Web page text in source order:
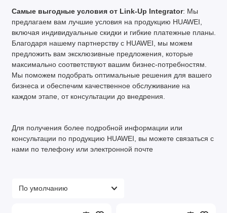
Самые выгодные условия от Link-Up Integrator: Мы
предлагаем вам лучшие условия на продукцию HUAWEI,
включая индивидуальные скидки и гибкие платежные планы.
Благодаря нашему партнерству с HUAWEI, мы можем
предложить вам эксклюзивные предложения, которые
максимально соответствуют вашим бизнес-потребностям.
Мы поможем подобрать оптимальные решения для вашего
бизнеса и обеспечим качественное обслуживание на
каждом этапе, от консультации до внедрения.
Для получения более подробной информации или
консультации по продукцию HUAWEI, вы можете связаться с
нами по телефону или электронной почте